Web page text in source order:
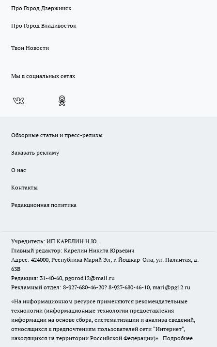
Про Город Дзержинск
Про Город Владивосток
Твои Новости
Мы в социальных сетях
Обзорные статьи и пресс-релизы
Заказать рекламу
О нас
Контакты
Редакционная политика
Учредитель: ИП КАРЕЛИН Н.Ю.
Главный редактор: Карелин Никита Юрьевич
Адрес: 424000, Республика Марий Эл, г. Йошкар-Ола, ул. Палантая, д.
63В
Редакция: 31-40-60, pgorod12@mail.ru
Рекламный отдел: 8-927-680-46-20? 8-927-680-46-10, mari@pg12.ru
«На информационном ресурсе применяются рекомендательные
технологии (информационные технологии предоставления
информации на основе сбора, систематизации и анализа сведений,
относящихся к предпочтениям пользователей сети "Интернет",
находящихся на территории Российской Федерации)». Подробнее